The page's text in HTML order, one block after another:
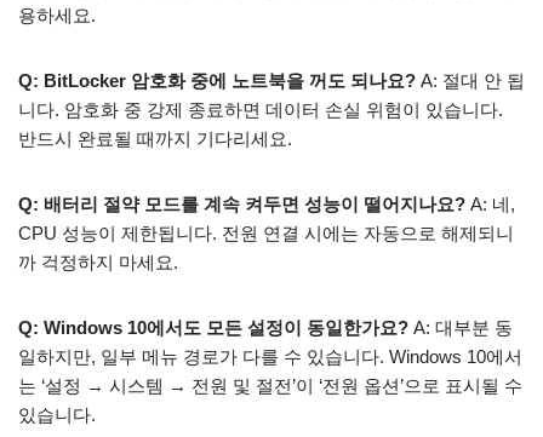
용하세요.
Q: BitLocker 암호화 중에 노트북을 꺼도 되나요? A: 절대 안 됩
니다. 암호화 중 강제 종료하면 데이터 손실 위험이 있습니다.
반드시 완료될 때까지 기다리세요.
Q: 배터리 절약 모드를 계속 켜두면 성능이 떨어지나요? A: 네,
CPU 성능이 제한됩니다. 전원 연결 시에는 자동으로 해제되니
까 걱정하지 마세요.
Q: Windows 10에서도 모든 설정이 동일한가요? A: 대부분 동
일하지만, 일부 메뉴 경로가 다를 수 있습니다. Windows 10에서
는 ‘설정 → 시스템 → 전원 및 절전’이 ‘전원 옵션’으로 표시될 수
있습니다.